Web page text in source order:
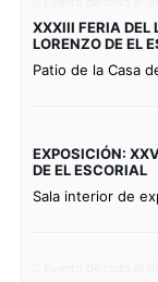
XXXIII FERIA DEL
LORENZO DE EL
Patio de la Casa
EXPOSICIÓN:
DE EL ESCORIAL
Sala interior de